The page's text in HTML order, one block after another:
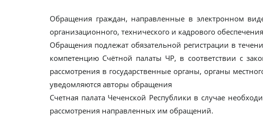
Обращения граждан, направленные в электронном
организационного, технического и кадрового
Обращения подлежат обязательной регистрации в
компетенцию Счётной палаты ЧР, в соответствии с
рассмотрения в государственные органы, органы
уведомляются авторы обращения
Счетная палата Чеченской Республики в случае
рассмотрения направленных им обращений.